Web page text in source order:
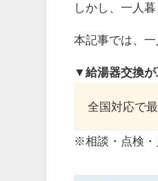
しかし、一人
本記事では、
▼給湯器交換が
全国対応で
※相談・点検・